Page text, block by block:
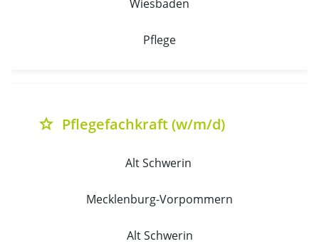
Wiesbaden
Pflege
grade Pflegefachkraft (w/m/d)
Alt Schwerin
Mecklenburg-Vorpommern
Alt Schwerin